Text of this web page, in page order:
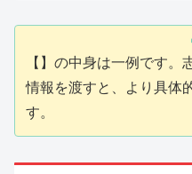
【】の中身は一例です。
情報を渡すと、より具体
す。